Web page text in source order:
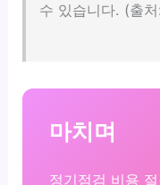
수 있습니다. (출
마치며
정기점검 비용